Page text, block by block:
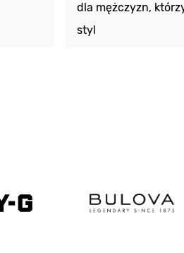
dla mężczyzn,
styl